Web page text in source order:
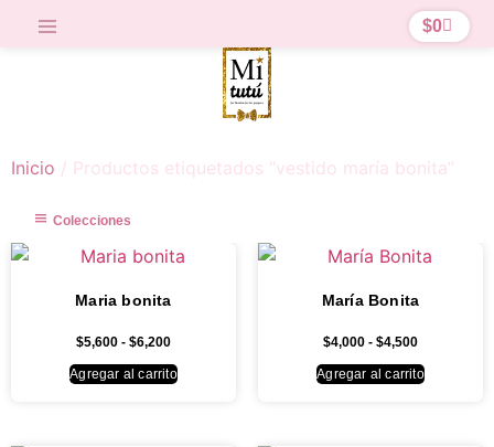
$0
Inicio / Productos etiquetados “vestido maría bonita”
Colecciones
Maria bonita
$5,600 - $6,200
Agregar al carrito
María Bonita
$4,000 - $4,500
Agregar al carrito